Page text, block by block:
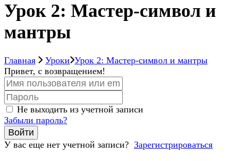
Урок 2: Мастер-символ и
мантры
Главная Уроки Урок 2: Мастер-символ и мантры
Привет, с возвращением!
Не выходить из учетной записи
Забыли пароль?
Войти
У вас еще нет учетной записи? Зарегистрироваться